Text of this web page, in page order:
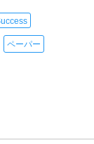
ペーパー